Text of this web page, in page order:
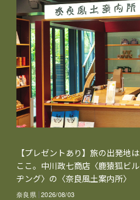
【プレゼントあり】旅の出発地は
ここ。中川政七商店〈鹿猿狐ビル
ヂング〉の〈奈良風土案内所〉
奈良県 2026/08/03